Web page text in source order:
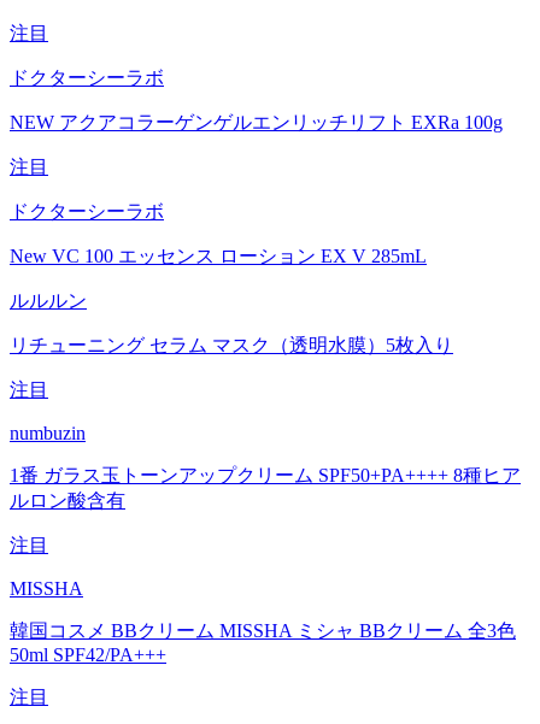
注目
ドクターシーラボ
NEW アクアコラーゲンゲルエンリッチリフト EXRa 100g
注目
ドクターシーラボ
New VC 100 エッセンス ローション EX V 285mL
ルルルン
リチューニング セラム マスク（透明水膜）5枚入り
注目
numbuzin
1番 ガラス玉トーンアップクリーム SPF50+PA++++ 8種ヒア
ルロン酸含有
注目
MISSHA
韓国コスメ BBクリーム MISSHA ミシャ BBクリーム 全3色
50ml SPF42/PA+++
注目